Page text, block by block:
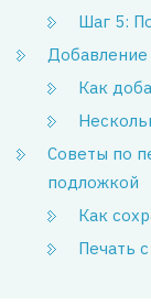
Шаг 5:
Как
Советы по
подложкой
Как
Печать